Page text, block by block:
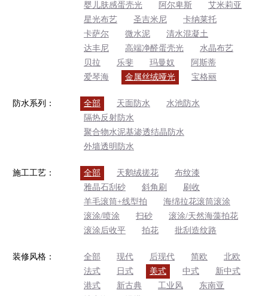
婴儿肤感蛋壳光
阿尔卑斯
艾米莉亚
星光布艺
圣吉米尼
卡纳莱托
卡萨尔
微水泥
清水混凝土
达丰尼
高端净醛蛋壳光
水晶布艺
贝拉
乐斐 玛曼奴
阿斯蒂
爱琴海
金属丝绒哑光 宝格丽
防水系列： 全部 天面防水
水池防水
隔热反射防水
聚合物水泥基渗透结晶防水
外墙透明防水
施工工艺： 全部 天鹅绒搓花
布纹漆
雅晶石刮砂
斜角刷
刷收
羊毛滚筒+线型拍
海绵拉花滚筒滚涂
滚涂/喷涂
扫砂
滚涂/天然海藻拍花
滚涂后收平
拍花 批刮造纹路
装修风格： 全部 现代 后现代 简欧
北欧
法式
日式 美式 中式
新中式
港式
新古典 工业风
东南亚